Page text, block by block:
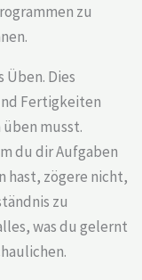
zu
Dies
Fertigkeiten
musst.
du dir Aufgaben
hast, zögere nicht,
zu
was du gelernt